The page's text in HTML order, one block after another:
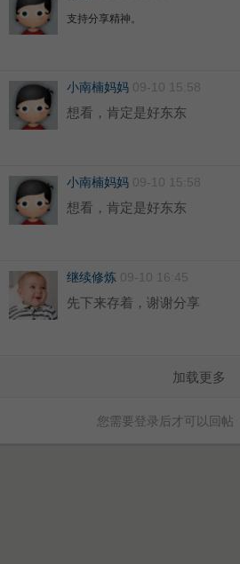
支持分享精神。
小南楠妈妈 09-10 15:58
想看，肯定是好东东
小南楠妈妈 09-10 15:58
想看，肯定是好东东
继续修炼 09-10 16:45
先下来存着，谢谢分享
加载更多
您需要登录后才可以回帖